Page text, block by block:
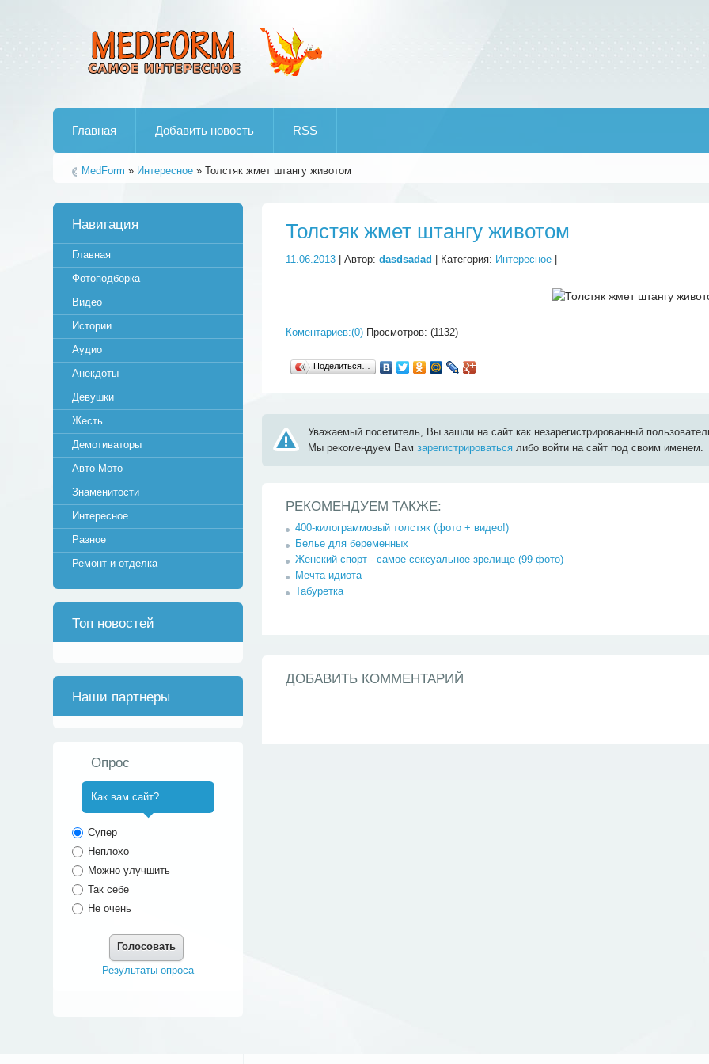
Главная Добавить новость RSS
MedForm » Интересное » Толстяк жмет штангу животом
Толстяк жмет штангу животом
11.06.2013 | Автор:dasdsadad | Категория: Интересное
Коментариев:(0) Просмотров: (1132)
Поделиться…
Уважаемый посетитель, Вы зашли на сайт как незарегистрированный
Мы рекомендуем Вамзарегистрироваться либо войти на сайт под своим именем.
РЕКОМЕНДУЕМ ТАКЖЕ:
400-килограммовый толстяк (фото + видео!)
Белье для беременных
Женский спорт - самое сексуальное зрелище (99 фото)
Мечта идиота
Табуретка
ДОБАВИТЬ КОММЕНТАРИЙ
Навигация
Главная
Фотоподборка
Видео
Истории
Аудио
Анекдоты
Девушки
Жесть
Демотиваторы
Авто-Мото
Знаменитости
Интересное
Разное
Ремонт и отделка
Топ новостей
Наши партнеры
Опрос
Как вам сайт?
Супер
Неплохо
Можно улучшить
Так себе
Не очень
Голосовать
Результаты опроса